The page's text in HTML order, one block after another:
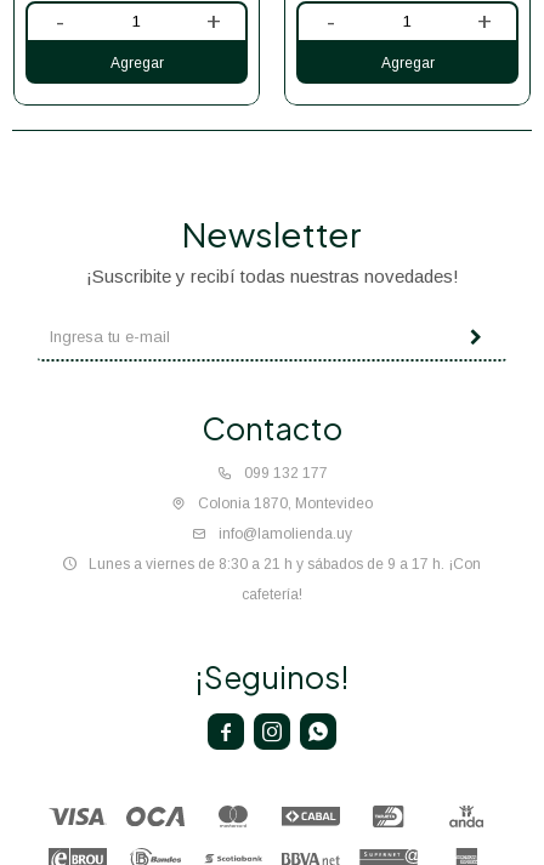
- + - +
Contacto
099 132 177
Colonia 1870, Montevideo
info@lamolienda.uy
Lunes a viernes de 8:30 a 21 h y sábados de 9 a 17 h. ¡Con
cafetería!
Newsletter
¡Suscribite y recibí todas nuestras novedades!
¡Seguinos!
  